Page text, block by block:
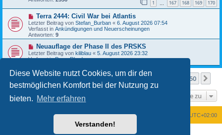
Diese Website nutzt Cookies, um dir den
bestmöglichen Komfort bei der Nutzung zu
bieten. Mehr erfahren
Verstanden!
B
e
i
t
r
a
g
1 167 168 169 170
N
e
u
e
r
B
e
i
a
Terra 2444: Civil War bei Atlantis
Letzter Beitrag von Stefan_Burban « 6. August 2026 07:54
Verfasst in Ankündigungen und Neuerscheinungen
Antworten: 9
N
e
u
r
B
e
i
Neuauflage der Phase II des PRSKS
Letzter Beitrag von kiliblau « 5. August 2026 23:32
Verfasst inPerry Rhodan
Die Suche ergab mehr als 1000 Treffer Seite 1von
1 2 3 50
Gehe zu
Foren-Übersicht UTC+02:00
Powered by
® Forum Software © phpBB Limited